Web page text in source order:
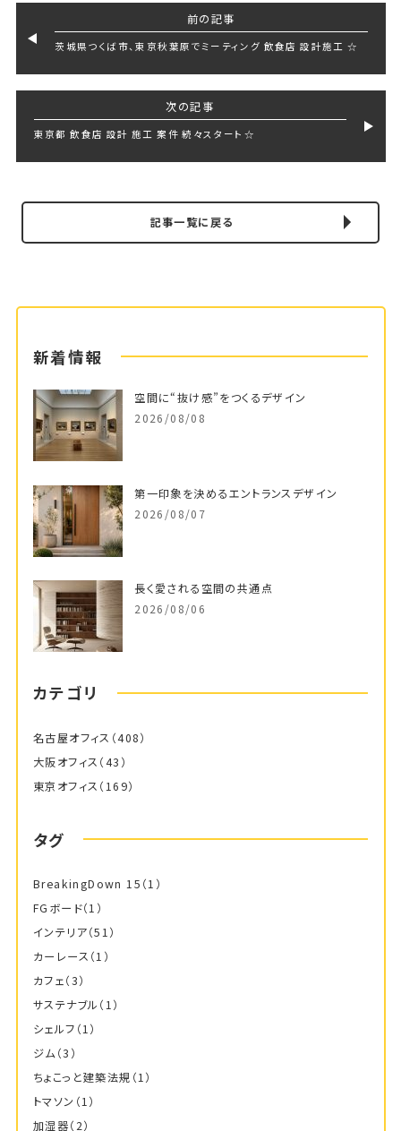
前の記事
茨城県つくば市、東京秋葉原でミーティング 飲食店 設計施工 ☆
次の記事
東京都 飲食店 設計 施工 案件 続々スタート☆
記事一覧に戻る
新着情報
空間に“抜け感”をつくるデザイン
2026/08/08
第一印象を決めるエントランスデザイン
2026/08/07
長く愛される空間の共通点
2026/08/06
カテゴリ
名古屋オフィス （408）
大阪オフィス （43）
東京オフィス （169）
タグ
BreakingDown 15 （1）
FGボード（1）
インテリア（51）
カーレース （1）
カフェ（3）
サステナブル （1）
シェルフ （1）
ジム（3）
ちょこっと建築法規 （1）
トマソン （1）
加湿器（2）